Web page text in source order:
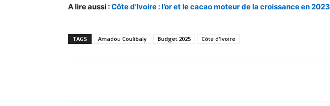
A lire aussi :Côte d’Ivoire : l’or et le cacao moteur de la croissance en 2023
TAGS Amadou Coulibaly Budget 2025 Côte d'Ivoire